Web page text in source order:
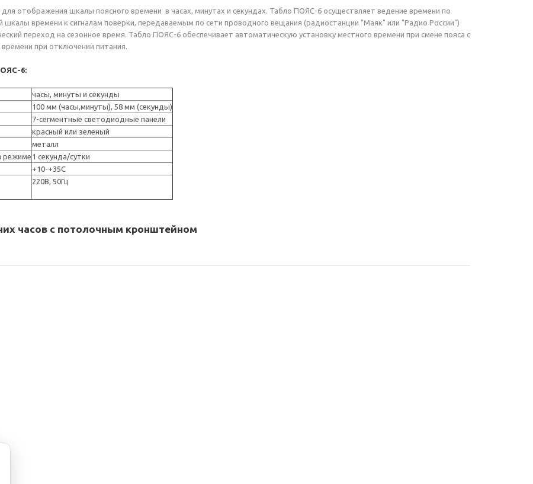
отображения шкалы поясного времени в часах, минутах и секундах. Табло ПОЯС-6 осуществляет ведение времени по
шкалы времени к сигналам поверки, передаваемым по сети проводного вещания (радиостанции "Маяк" или "Радио России")
переход на сезонное время. Табло ПОЯС-6 обеспечивает автоматическую установку местного времени при смене пояса с
при отключении питания.
6:
часы, минуты и секунды
100 мм (часы,минуты), 58 мм (секунды)
7-сегментные светодиодные панели
красный или зеленый
металл
режиме 1 секунда/сутки
+10-+35С
220В, 50Гц
часов с потолочным кронштейном